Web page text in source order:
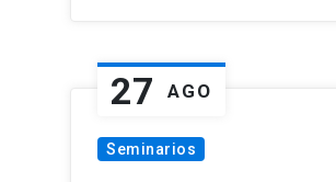
27 AGO
Seminarios